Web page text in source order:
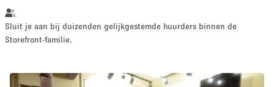
Sluit je aan bij duizenden gelijkgestemde huurders binnen de
Storefront-familie.